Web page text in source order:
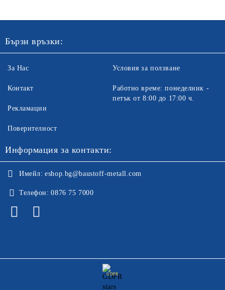
Бързи връзки:
За Нас
Контакт
Рекламации
Поверителност
Условия за ползване
Работно време: понеделник -
петък от 8:00 до 17:00 ч.
Информация за контакти:
Имейл: eshop.bg@baustoff-metall.com
Телефон: 0876 75 7000
GDPR